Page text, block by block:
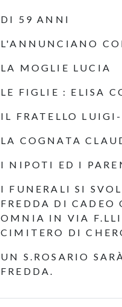
DI 59 ANNI
L'ANNUNCIANO
LA MOGLIE LUCIA
LE FIGLIE : ELISA
IL FRATELLO
LA COGNATA
I NIPOTI ED I
I FUNERALI SI
FREDDA DI CADEO
OMNIA IN VIA F.LLI
CIMITERO DI
UN S.ROSARIO
FREDDA.